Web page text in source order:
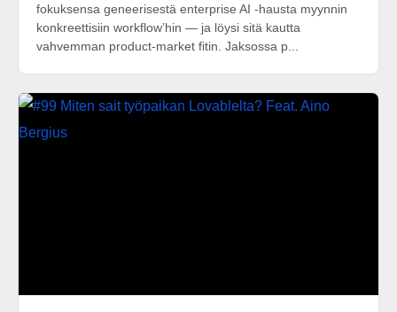
fokuksensa geneerisestä enterprise AI -hausta myynnin
konkreettisiin workflow’hin — ja löysi sitä kautta
vahvemman product-market fitin. Jaksossa p...